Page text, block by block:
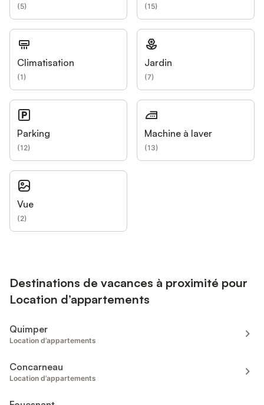
(5) (15)
Climatisation
(1)
Jardin
(7)
Parking
(12)
Machine à laver
(13)
Vue
(2)
Destinations de vacances à proximité pour
Location d’appartements
Quimper
Location d’appartements
Concarneau
Location d’appartements